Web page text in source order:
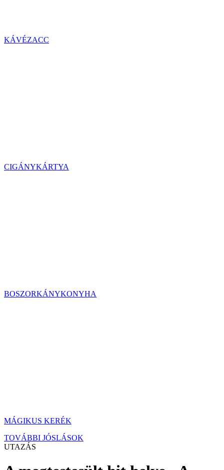
KÁVÉZACC
CIGÁNYKÁRTYA
BOSZORKÁNYKONYHA
MÁGIKUS KERÉK
TOVÁBBI JÓSLÁSOK
UTAZÁS